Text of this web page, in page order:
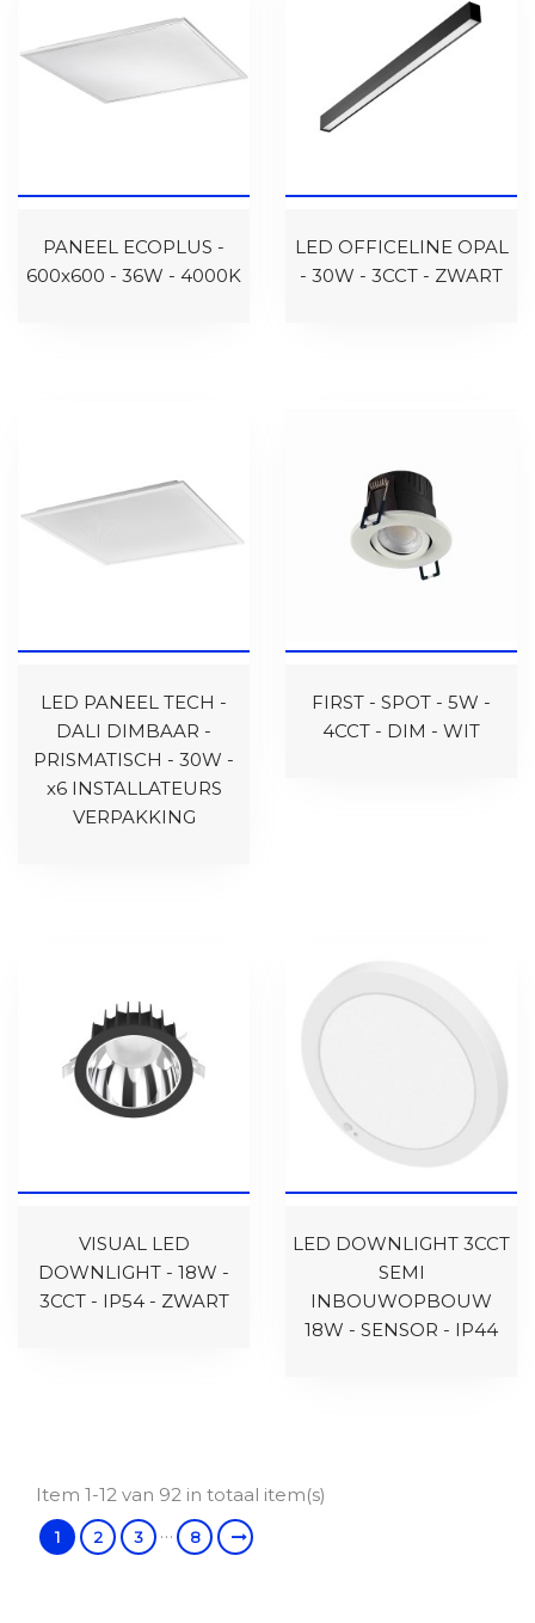
PANEEL ECOPLUS -
600x600 - 36W - 4000K
LED OFFICELINE OPAL
- 30W - 3CCT - ZWART
LED PANEEL TECH -
DALI DIMBAAR -
PRISMATISCH - 30W -
x6 INSTALLATEURS
VERPAKKING
FIRST - SPOT - 5W -
4CCT - DIM - WIT
VISUAL LED
DOWNLIGHT - 18W -
3CCT - IP54 - ZWART
LED DOWNLIGHT 3CCT
SEMI
INBOUWOPBOUW
18W - SENSOR - IP44
Item 1-12 van 92 in totaal item(s)
1 2 3 … 8